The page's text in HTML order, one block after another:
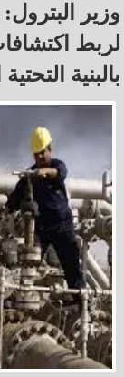
وزير
لربط
بالبنية